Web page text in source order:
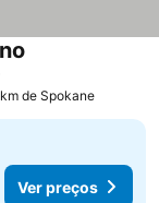
de Spokane
Ver preços